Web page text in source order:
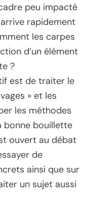
peu impacté
rapidement
les carpes
d’un élément
?
est de traiter le
» et les
les méthodes
bonne bouillette
ouvert au débat
de
ainsi que sur
un sujet aussi